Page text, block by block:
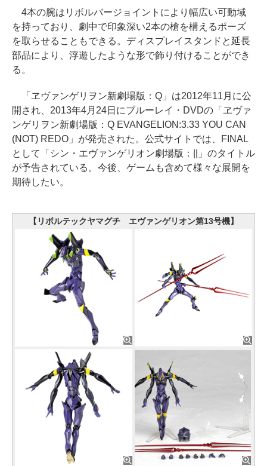
4本の腕はリボルバージョイントにより幅広い可動域
を持っており、劇中で印象深い2本の槍を構えるポーズ
を取らせることもできる。ディスプレイスタンドと延長
部品により、浮遊したような形で飾り付けることができ
る。
「ヱヴァンゲリヲン新劇場版：Q」は2012年11月に公
開され、2013年4月24日にブルーレイ・DVDの「ヱヴァ
ンゲリヲン新劇場版：Q EVANGELION:3.33 YOU CAN
(NOT) REDO」が発売された。公式サイトでは、FINAL
として「シン・エヴァンゲリオン劇場版：||」のタイトル
が予告されている。今後、ゲームも含めて様々な展開を
期待したい。
【リボルテックヤマグチ エヴァンゲリオン第13号機】